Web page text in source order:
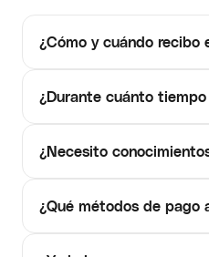
¿Cómo y cuándo recibo
¿Durante cuánto
¿Necesito
¿Qué métodos de pago